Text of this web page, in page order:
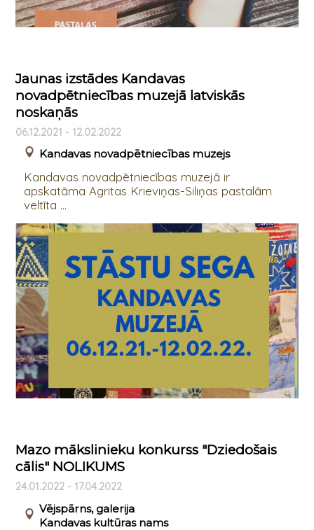
Jaunas izstādes Kandavas
novadpētniecības muzejā latviskās
noskaņās
06.12.2021 - 12.02.2022
Kandavas novadpētniecības muzejs
Kandavas novadpētniecības muzejā ir
apskatāma Agritas Krieviņas-Siliņas pastalām
veltīta ...
Mazo mākslinieku konkurss "Dziedošais
cālis" NOLIKUMS
24.01.2022 - 17.04.2022
Vējspārns, galerija
Kandavas kultūras nams